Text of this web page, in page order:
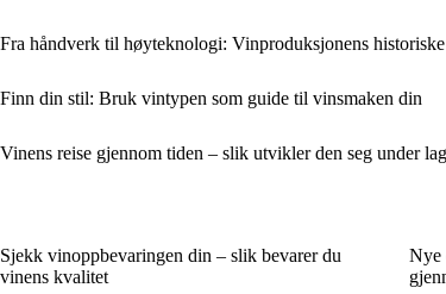
Fra håndverk til høyteknologi: Vinproduksjonens
Finn din stil: Bruk vintypen som guide til vinsmaken din
Vinens reise gjennom tiden – slik utvikler den seg under
Sjekk vinoppbevaringen din – slik bevarer du
vinens kvalitet
Nye